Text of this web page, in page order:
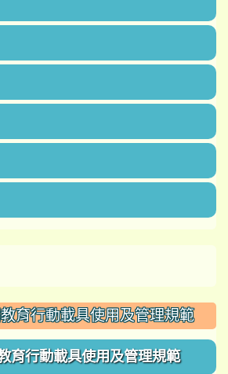
育行動載具使用及管理規範
育行動載具使用及管理規範